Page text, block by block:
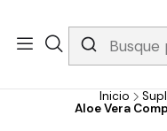
Whatsapp 3229079958/ Fijo
gratis apartir de 199.000!
Inicio
Aloe Vera